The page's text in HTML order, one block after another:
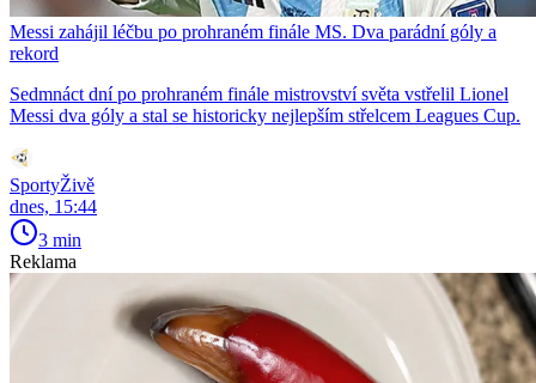
Messi zahájil léčbu po prohraném finále MS. Dva parádní góly a
rekord
Sedmnáct dní po prohraném finále mistrovství světa vstřelil Lionel
Messi dva góly a stal se historicky nejlepším střelcem Leagues Cup.
SportyŽivě
dnes, 15:44
3 min
Reklama